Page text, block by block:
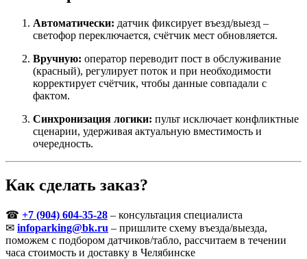
Автоматически: датчик фиксирует въезд/выезд –
светофор переключается, счётчик мест обновляется.
Вручную: оператор переводит пост в обслуживание
(красный), регулирует поток и при необходимости
корректирует счётчик, чтобы данные совпадали с
фактом.
Синхронизация логики: пульт исключает конфликтные
сценарии, удерживая актуальную вместимость и
очередность.
Как сделать заказ?
☎ +7 (904) 604-35-28 – консультация специалиста
✉ infoparking@bk.ru – пришлите схему въезда/выезда,
поможем с подбором датчиков/табло, рассчитаем в течении
часа стоимость и доставку в Челябинске